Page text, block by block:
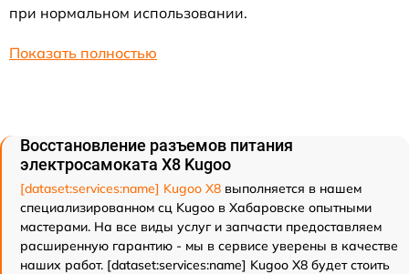
при нормальном использовании.
Показать полностью
Восстановление разъемов питания
электросамоката X8 Kugoo
[dataset:services:name] Kugoo X8 выполняется в нашем
специализированном сц Kugoo в Хабаровске опытными
мастерами. На все виды услуг и запчасти предоставляем
расширенную гарантию - мы в сервисе уверены в качестве
наших работ. [dataset:services:name] Kugoo X8 будет стоить